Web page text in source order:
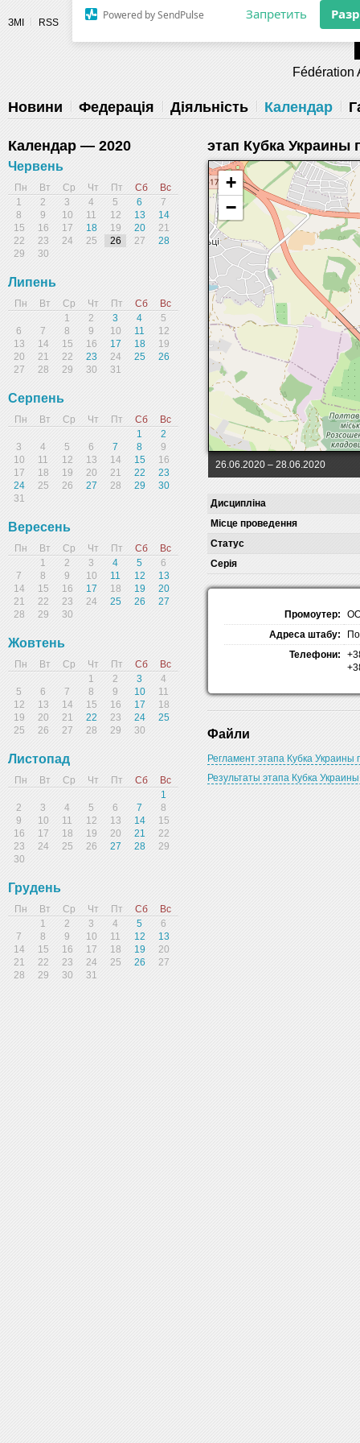
Разрешите сайту fau.ua отправлять
уведомления на рабочий стол
ЗМІ RSS
Fédération
Новини Федерація Діяльність Календар
Календар — 2020
Червень
Пн Вт Ср Чт Пт Сб
Вс
1
2 3 4 5 6
7
8
9 10 11 12 13
14
15
16 17 18 19 20
21
22
23 24 25 26 27
28
29
30
Липень
Пн Вт Ср Чт Пт Сб
Вс
1
2 3 4
5
6
7 8 9 10 11
12
13
14 15 16 17 18
19
20
21 22 23 24 25
26
27
28 29 30 31
Серпень
Пн Вт Ср Чт Пт Сб
Вс
1
2
3
4 5 6 7 8
9
10
11 12 13 14 15
16
17
18 19 20 21 22
23
24
25 26 27 28 29
30
31
Вересень
Пн Вт Ср Чт Пт Сб
Вс
1
2 3 4 5
6
7
8 9 10 11 12
13
14
15 16 17 18 19
20
21
22 23 24 25 26
27
28
29 30
Жовтень
Пн Вт Ср Чт Пт Сб
Вс
1
2 3
4
5
6 7 8 9 10
11
12
13 14 15 16 17
18
19
20 21 22 23 24
25
25
26 27 28 29 30
Листопад
Пн Вт Ср Чт Пт Сб
Вс
1
2
3 4 5 6 7
8
9
10 11 12 13 14
15
16
17 18 19 20 21
22
23
24 25 26 27 28
29
30
Грудень
Пн Вт Ср Чт Пт Сб
Вс
1
2 3 4 5
6
7
8 9 10 11 12
13
14
15 16 17 18 19
20
21
22 23 24 25 26
27
28
29 30 31
этап Кубка Украины
+
−
26.06.2020 – 28.06.2020
Дисципліна
Місце проведення
Статус
Серія
Промоутер:
Адреса штабу:
Телефони:
Файли
Регламент этапа Кубка Украины
Результаты этапа Кубка